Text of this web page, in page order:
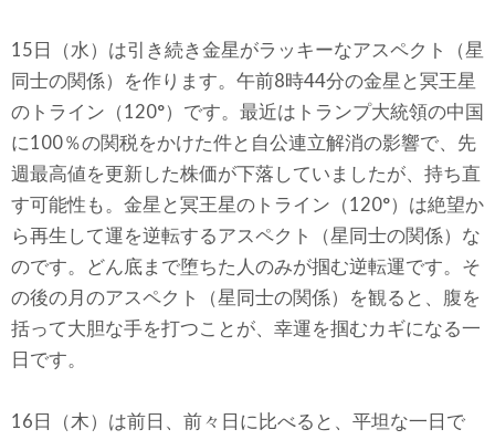
15日（水）は引き続き金星がラッキーなアスペクト（星
同士の関係）を作ります。午前8時44分の金星と冥王星
のトライン（120°）です。最近はトランプ大統領の中国
に100％の関税をかけた件と自公連立解消の影響で、先
週最高値を更新した株価が下落していましたが、持ち直
す可能性も。金星と冥王星のトライン（120°）は絶望か
ら再生して運を逆転するアスペクト（星同士の関係）な
のです。どん底まで堕ちた人のみが掴む逆転運です。そ
の後の月のアスペクト（星同士の関係）を観ると、腹を
括って大胆な手を打つことが、幸運を掴むカギになる一
日です。
16日（木）は前日、前々日に比べると、平坦な一日で